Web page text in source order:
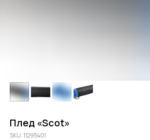
Плед «Scot»
SKU:11295401